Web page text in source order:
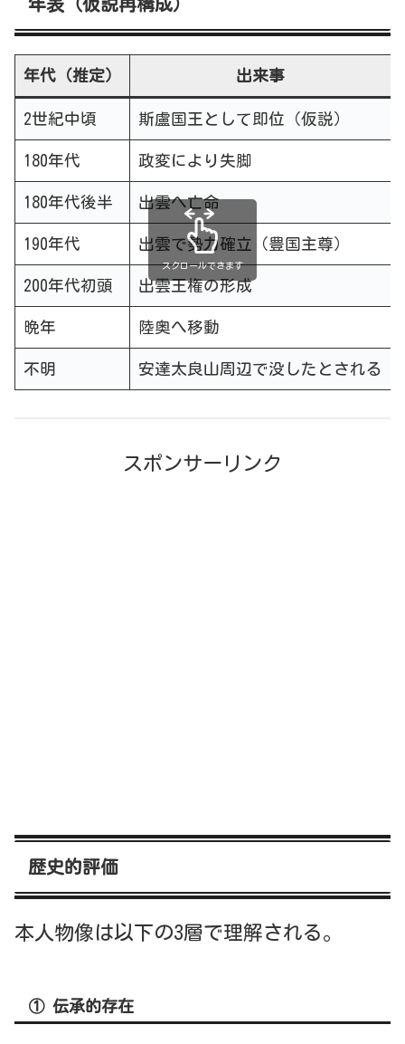
年表（仮説再構成）
年代（推定） 出来事
2世紀中頃 斯盧国王として即位（仮説）
180年代 政変により失脚
180年代後半 出雲へ亡命
190年代 出雲で勢力確立（豊国主尊）
200年代初頭 出雲王権の形成
晩年 陸奥へ移動
不明 安達太良山周辺で没したとされる
スクロールできます
スポンサーリンク
歴史的評価
本人物像は以下の3層で理解される。
① 伝承的存在